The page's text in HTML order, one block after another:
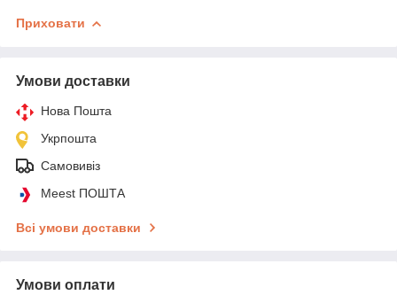
Приховати
Умови доставки
Нова Пошта
Укрпошта
Самовивіз
Meest ПОШТА
Всі умови доставки
Умови оплати